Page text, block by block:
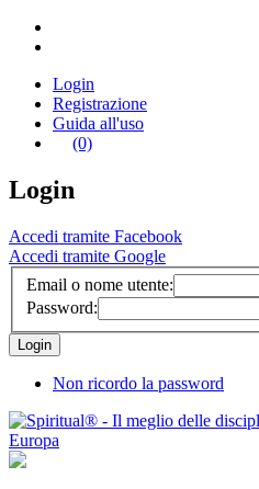
Login
Registrazione
Guida all'uso
(0)
Login
Accedi tramite Facebook
Accedi tramite Google
Email o nome utente:
Password:
Non ricordo la password